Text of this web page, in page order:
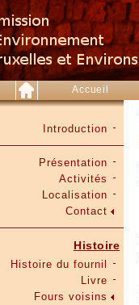
Accueil
Introduction
Présentation
Activités
Localisation
Contact
Histoire
Histoire du fournil
Livre
Fours voisins